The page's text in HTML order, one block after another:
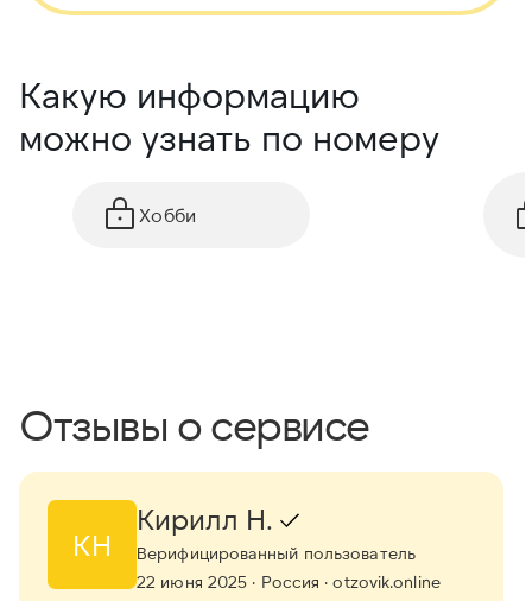
Какую информацию
можно узнать по номеру
Хобби
Отзывы о сервисе
КН
Кирилл Н.
Верифицированный пользователь
22 июня 2025 · Россия · otzovik.online